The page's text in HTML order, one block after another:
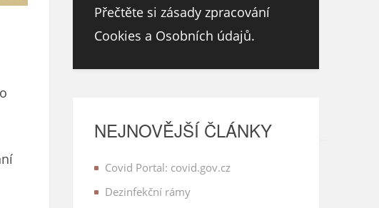
Přečtěte si zásady zpracování
Cookies a Osobních údajů.
NEJNOVĚJŠÍ ČLÁNKY
Covid Portal: covid.gov.cz
Dezinfekční rámy